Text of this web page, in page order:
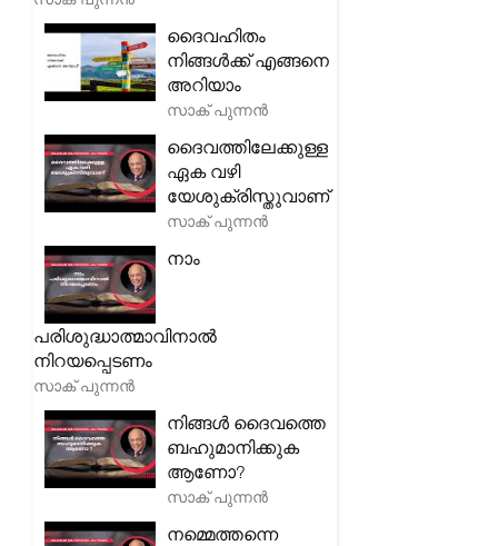
ദൈവഹിതം
നിങ്ങൾക്ക് എങ്ങനെ
അറിയാം
സാക് പുന്നൻ
ദൈവത്തിലേക്കുള്ള
ഏക വഴി
യേശുക്രിസ്തുവാണ്
സാക് പുന്നൻ
നാം
പരിശുദ്ധാത്മാവിനാൽ
നിറയപ്പെടണം
സാക് പുന്നൻ
നിങ്ങൾ ദൈവത്തെ
ബഹുമാനിക്കുക
ആണോ?
സാക് പുന്നൻ
നമ്മെത്തന്നെ